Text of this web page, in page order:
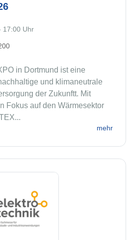
17:00 Uhr
in Dortmund ist eine
und klimaneutrale
der Zukunftt. Mit
Fokus auf den Wärmesektor
mehr